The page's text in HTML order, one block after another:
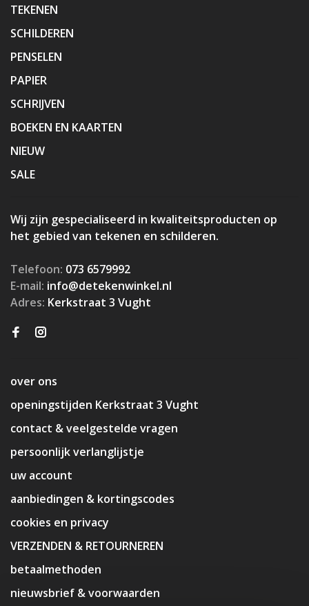
TEKENEN
SCHILDEREN
PENSELEN
PAPIER
SCHRIJVEN
BOEKEN EN KAARTEN
NIEUW
SALE
Wij zijn gespecialiseerd in kwaliteitsproducten op
het gebied van tekenen en schilderen.
Telefoon: 073 6579992
E-mail: info@detekenwinkel.nl
Adres: Kerkstraat 3 Vught
over ons
openingstijden Kerkstraat 3 Vught
contact & veelgestelde vragen
persoonlijk verlanglijstje
uw account
aanbiedingen & kortingscodes
cookies en privacy
VERZENDEN & RETOURNEREN
betaalmethoden
nieuwsbrief & voorwaarden